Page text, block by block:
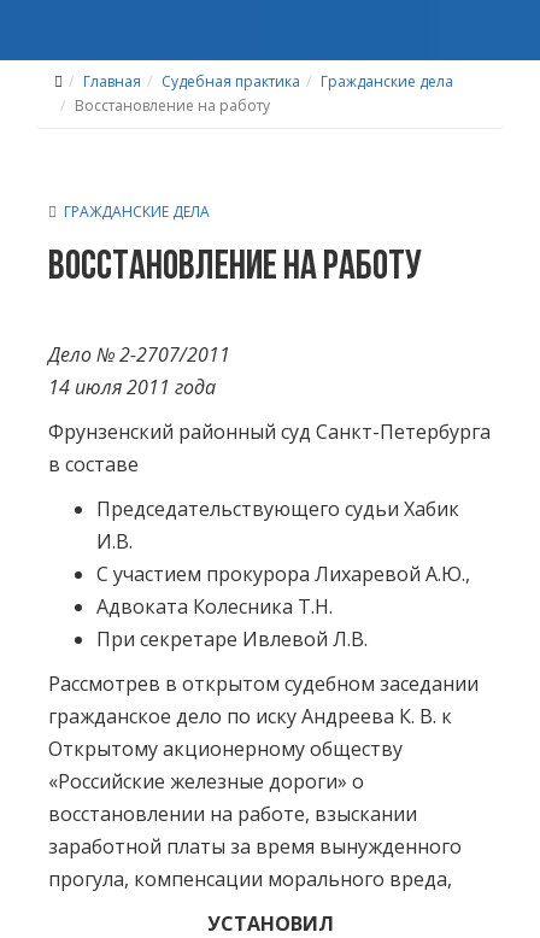
Главная Судебная практика
Гражданские дела
Восстановление на работу
ГРАЖДАНСКИЕ ДЕЛА
Восстановление на работу
Дело № 2-2707/2011
14 июля 2011 года
Фрунзенский районный суд Санкт-Петербурга
в составе
Председательствующего судьи Хабик
И.В.
С участием прокурора Лихаревой А.Ю.,
Адвоката Колесника Т.Н.
При секретаре Ивлевой Л.В.
Рассмотрев в открытом судебном заседании
гражданское дело по иску Андреева К. В. к
Открытому акционерному обществу
«Российские железные дороги» о
восстановлении на работе, взыскании
заработной платы за время вынужденного
прогула, компенсации морального вреда,
УСТАНОВИЛ